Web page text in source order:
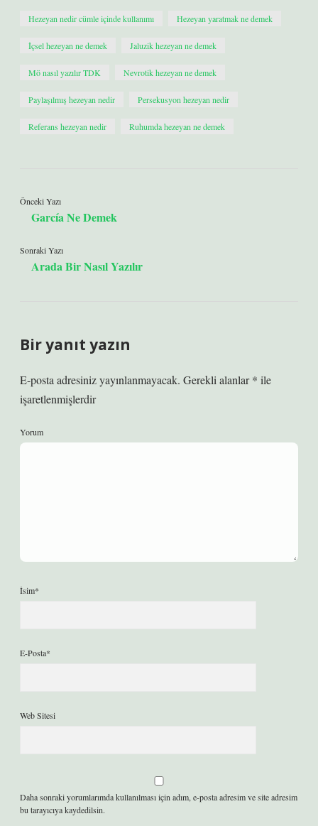
Hezeyan nedir cümle içinde kullanımı Hezeyan yaratmak ne demek
İçsel hezeyan ne demek Jaluzik hezeyan ne demek
Mö nasıl yazılır TDK Nevrotik hezeyan ne demek
Paylaşılmış hezeyan nedir Persekusyon hezeyan nedir
Referans hezeyan nedir Ruhumda hezeyan ne demek
Önceki Yazı
García Ne Demek
Sonraki Yazı
Arada Bir Nasıl Yazılır
Bir yanıt yazın
E-posta adresiniz yayınlanmayacak. Gerekli alanlar* ile
işaretlenmişlerdir
Yorum
İsim*
E-Posta*
Web Sitesi
Daha sonraki yorumlarımda kullanılması için adım, e-posta adresim ve site adresim
bu tarayıcıya kaydedilsin.